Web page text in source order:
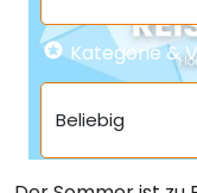
Kategorie &
Beliebig